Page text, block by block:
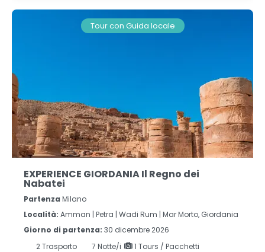
Tour con Guida locale
EXPERIENCE GIORDANIA Il Regno dei
Nabatei
Partenza Milano
Località: Amman | Petra | Wadi Rum | Mar Morto, Giordania
Giorno di partenza: 30 dicembre 2026
2Trasporto 7 Notte/i
1 Tours / Pacchetti